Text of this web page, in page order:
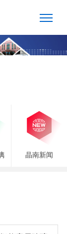
晶南新闻